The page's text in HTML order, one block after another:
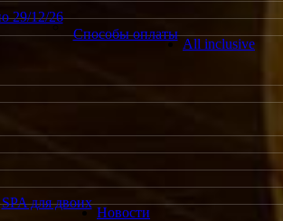
29/12/26
Способы оплаты
All inclusive
SPA для двоих
Новости